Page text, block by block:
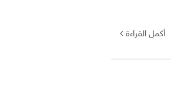
أكمل القراءة